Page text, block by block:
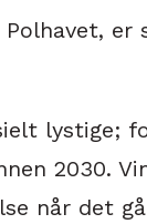
er
lystige;
2030.
når det